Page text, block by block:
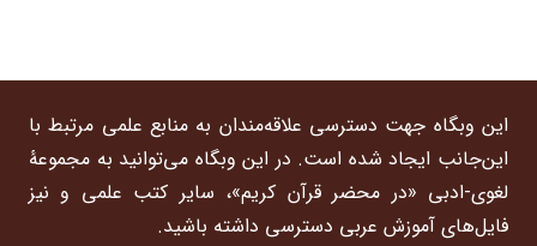
این وبگاه جهت دسترسی علاقه‌مندان به منابع علمی مرتبط با
این‌جانب ایجاد شده است. در این وبگاه می‌توانید به مجموعۀ
لغوی-ادبی «در محضر قرآن کریم»، سایر کتب علمی و نیز
فایل‌های آموزش عربی دسترسی داشته باشید.